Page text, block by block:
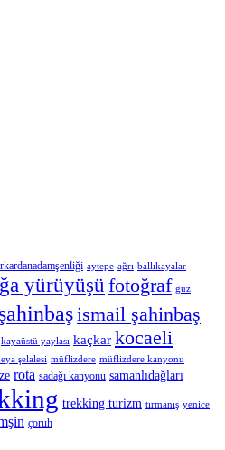
aytepe ağrı ballıkayalar
yürüyüşüfotoğraf güz
ismail şahinbaş
kayaüstü yaylası kaçkar kocaeli
şelalesi müflizdere müflizdere kanyonu
rota sadağı kanyonu samanlıdağları
trekking turizm tırmanış yenice
çoruh